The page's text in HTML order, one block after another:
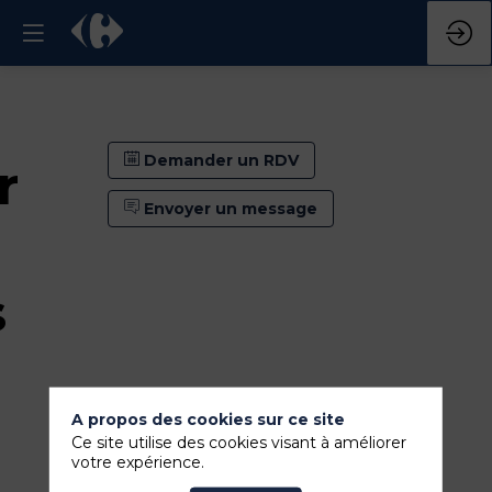
Demander un RDV
Envoyer un message
A propos des cookies sur ce site
Ce site utilise des cookies visant à améliorer
votre expérience.